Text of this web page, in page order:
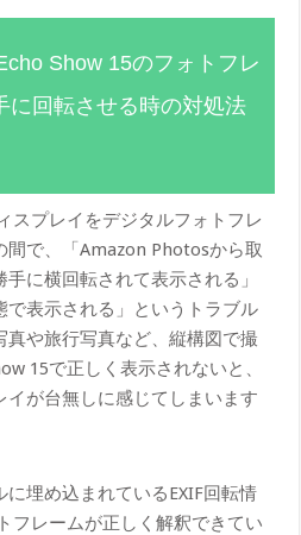
Show 15のフォトフレ
に回転させる時の対処法
スプレイをデジタルフォトフレ
間で、「Amazon Photosから取
に横回転されて表示される」
で表示される」というトラブル
真や旅行写真など、縦構図で撮
15で正しく表示されないと、
が台無しに感じてしまいます
埋め込まれているEXIF回転情
フレームが正しく解釈できてい